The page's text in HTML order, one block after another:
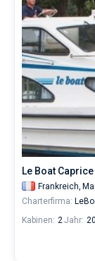
Le Boat
Frankreich,
Charterfirma:
Kabinen: 2Jahr: